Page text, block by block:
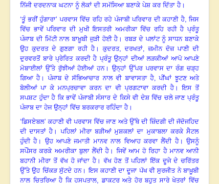
ਨਿੱਜੀ ਦਰਦਨਾਕ ਘਟਨਾ ਨੂੰ ਲੋਕਾਂ ਦੀ ਸਮੱਸਿਆ ਬਣਾਕੇ ਪੇਸ਼ ਕਰ ਦਿੱਤਾ ਹੈ ।
‘ਤੂੰ ਭਰੀਂ ਹੁੰਗਾਰਾ’ ਪਰਵਾਸ ਵਿੱਚ ਰਹਿ ਰਹੇ ਪੰਜਾਬੀ ਪਰਿਵਾਰ ਦੀ ਕਹਾਣੀ ਹੈ, ਜਿਸ
ਵਿੱਚ ਭਾਵੇਂ ਪਰਿਵਾਰ ਦੀ ਮੁਖੀ ਇਸਤਰੀ ਅਮਰੀਕਾ ਵਿੱਚ ਰਹਿ ਰਹੀ ਹੈ ਪ੍ਰੰਤੂ
ਪੰਜਾਬ ਦੀ ਮਿੱਟੀ ਨਾਲ ਬਾਖ਼ੂਬੀ ਜੁੜੀ ਹੋਈ ਹੈ ।ਰਬੜ ਦੇ ਪਲਾਂਟ ਨੂੰ ਸਾਧਨ ਬਣਾਕੇ
ਉਹ ਕੁਦਰਤ ਦੇ ਗੁਣਗਾ ਰਹੀ ਹੈ । ਕੁਦਰਤ, ਦਰਖਤਾਂ, ਜ਼ਮੀਨ ਦੋਜ਼ ਪਾਣੀ ਦੀ
ਦੁਰਵਰਤੋਂ ਬਾਰੇ ਪ੍ਰੇਰਿਤ ਕਰਦੀ ਹੈ ਪ੍ਰੰਤੂ ਉਨ੍ਹਾਂ ਦੀਆਂ ਲੜਕੀਆਂ ਆਪੋ ਆਪਣੇ
ਮੋਬਾਈਲਾਂ ਉੱਤੇ ਰੁੱਝੀਆਂ ਹੋਈਆਂ ਹਨ। ਉਨ੍ਹਾਂ ਉੱਪਰ ਪਰਵਾਸ ਦਾ ਰੰਗ ਚੜ੍ਹ
ਗਿਆ ਹੈ । ਪੰਜਾਬ ਦੇ ਸੱਭਿਆਚਾਰ ਨਾਲ ਵੀ ਬਾਵਾਸਤਾ ਹੈ, ਪੀਂਘਾਂ ਝੂਟਣ ਅਤੇ
ਬੋਲੀਆਂ ਪਾ ਕੇ ਮਨਪ੍ਰਚਾਵਾ ਕਰਨ ਦਾ ਵੀ ਪ੍ਰਗਟਾਵਾ ਕਰਦੀ ਹੈ।ਇਸ ਤੋਂ
ਸਪਸ਼ਟ ਹੁੰਦਾ ਹੈ ਕਿ ਭਾਵੇਂ ਪੰਜਾਬੀ ਸੰਸਾਰ ਦੇ ਕਿਸੇ ਵੀ ਦੇਸ਼ ਵਿੱਚ ਚਲੇ ਜਾਣ ਪ੍ਰੰਤੂ
ਪੰਜਾਬ ਦਾ ਹੇਜ ਉਨ੍ਹਾਂ ਵਿੱਚ ਬਰਕਰਾਰ ਰਹਿੰਦਾ ਹੈ ।
‘ਡਿਸਏਬਲ’ ਕਹਾਣੀ ਵੀ ਪਰਵਾਸ ਵਿੱਚ ਜਾਣ ਅਤੇ ਉੱਥੇ ਦੀ ਜ਼ਿੰਦਗੀ ਦੀ ਜੱਦੋਜਹਿਦ
ਦੀ ਦਾਸਤਾਂ ਹੈ । ਪਹਿਲਾਂ ਮੀਰਾ ਬੜੀਆਂ ਮੁਸ਼ਕਲਾਂ ਦਾ ਮੁਕਾਬਲਾ ਕਰਕੇ ਸੈਟਲ
ਹੁੰਦੀ ਹੈ । ਉਹ ਆਪਣੇ ਜਮਾਤੀ ਮਾਨਵ ਨਾਲ ਵਿਆਹ ਕਰਵਾ ਲੈਂਦੀ ਹੈ।ਉਸਨੂੰ
ਸਪੌਂਸਰ ਕਰਕੇ ਅਮਰੀਕਾ ਬੁਲਾ ਲੈਂਦੀ ਹੈ । ਜਿਵੇਂ ਆਮ ਹੋ ਰਿਹਾ ਹੈ ਮਾਨਵ ਆਨੀ
ਬਹਾਨੀ ਮੀਰਾ ਤੋਂ ਵੱਖ ਹੋ ਜਾਂਦਾ ਹੈ। ਵੱਖ ਹੋਣ ਤੋਂ ਪਹਿਲਾਂ ਇੱਕ ਦੂਜੇ ਦੇ ਚਰਿੱਤਰ
ਉੱਤੇ ਉਹ ਚਿੱਕੜ ਸੁੱਟਦੇ ਹਨ।ਇਸ ਕਹਾਣੀ ਦਾ ਦੂਜਾ ਪੱਖ ਵੀ ਸੁਰਜੀਤ ਨੇ ਬਾਖ਼ੂਬੀ
ਨਾਲ ਚਿਤਰਿਆ ਹੈ ਕਿ ਹਸਪਤਾਲ, ਡਾਕਟਰ ਅਤੇ ਹੋਰ ਬਹੁਤ ਸਾਰੇ ਖੇਤਰਾਂ ਵਿੱਚ